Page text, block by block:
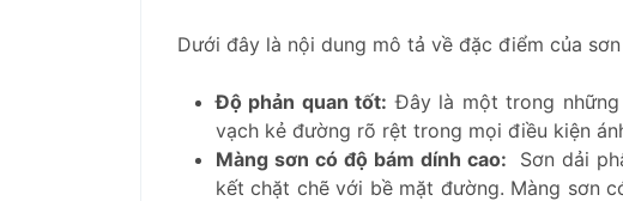
Dưới đây là nội dung mô tả về đặc điểm của
Độ phản quan tốt: Đây là một trong những
vạch kẻ đường rõ rệt trong mọi điều kiện
Màng sơn có độ bám dính cao:
Sơn dải
kết chặt chẽ với bề mặt đường. Màng sơn